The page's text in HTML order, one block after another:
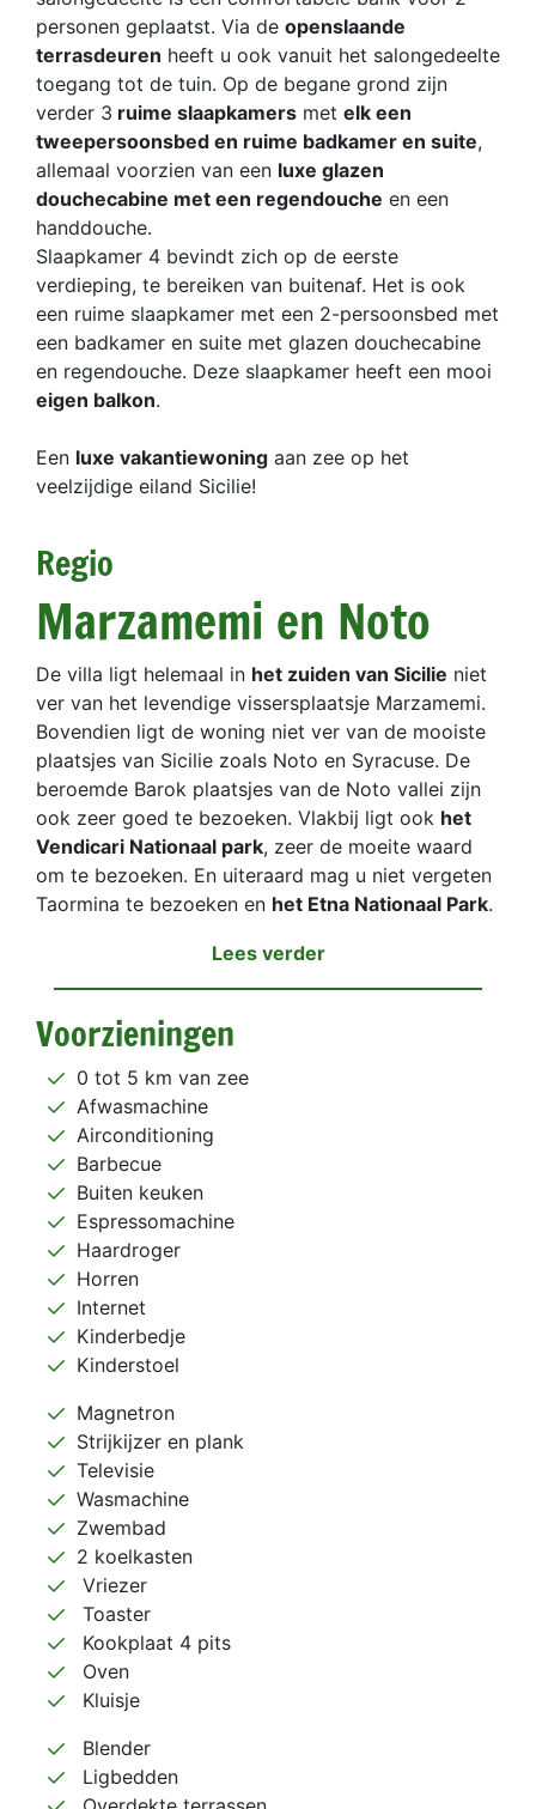
personen geplaatst. Via de openslaande
terrasdeuren heeft u ook vanuit het salongedeelte
toegang tot de tuin. Op de begane grond zijn
verder 3 ruime slaapkamers met elk een
tweepersoonsbed en ruime badkamer en suite,
allemaal voorzien van een luxe glazen
douchecabine met een regendouche en een
handdouche.
Slaapkamer 4 bevindt zich op de eerste
verdieping, te bereiken van buitenaf. Het is ook
een ruime slaapkamer met een 2-persoonsbed met
een badkamer en suite met glazen douchecabine
en regendouche. Deze slaapkamer heeft een mooi
eigen balkon.
Een luxe vakantiewoning aan zee op het
veelzijdige eiland Sicilie!
Regio
Marzamemi en Noto
De villa ligt helemaal in het zuiden van Sicilie niet
ver van het levendige vissersplaatsje Marzamemi.
Bovendien ligt de woning niet ver van de mooiste
plaatsjes van Sicilie zoals Noto en Syracuse. De
beroemde Barok plaatsjes van de Noto vallei zijn
ook zeer goed te bezoeken. Vlakbij ligt ook het
Vendicari Nationaal park, zeer de moeite waard
om te bezoeken. En uiteraard mag u niet vergeten
Taormina te bezoeken en het Etna Nationaal Park.
Lees verder
Voorzieningen
0 tot 5 km van zee
Afwasmachine
Airconditioning
Barbecue
Buiten keuken
Espressomachine
Haardroger
Horren
Internet
Kinderbedje
Kinderstoel
Magnetron
Strijkijzer en plank
Televisie
Wasmachine
Zwembad
2 koelkasten
Vriezer
Toaster
Kookplaat 4 pits
Oven
Kluisje
Blender
Ligbedden